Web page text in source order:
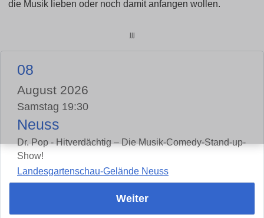
die Musik lieben oder noch damit anfangen wollen.
jjj
08
August 2026
Samstag 19:30
Neuss
Dr. Pop - Hitverdächtig – Die Musik-Comedy-Stand-up-
Show!
Landesgartenschau-Gelände Neuss
Weiter